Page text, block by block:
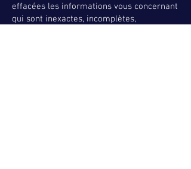
effacées les informations vous concernant
qui sont inexactes, incomplètes,